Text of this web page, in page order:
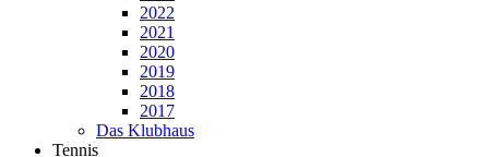
2022
2021
2020
2019
2018
2017
Das Klubhaus
Tennis